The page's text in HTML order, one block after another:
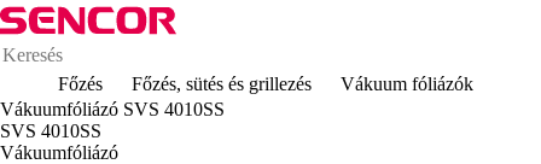
Főzés Főzés, sütés és grillezés
Vákuum fóliázók
Vákuumfóliázó SVS 4010SS
SVS 4010SS
Vákuumfóliázó